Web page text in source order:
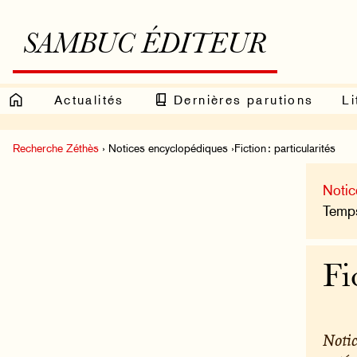
SAMBUC ÉDITEUR
Actualités Dernières parutions
Recherche Zéthès › Notices encyclopédiques ›Fiction : particularités